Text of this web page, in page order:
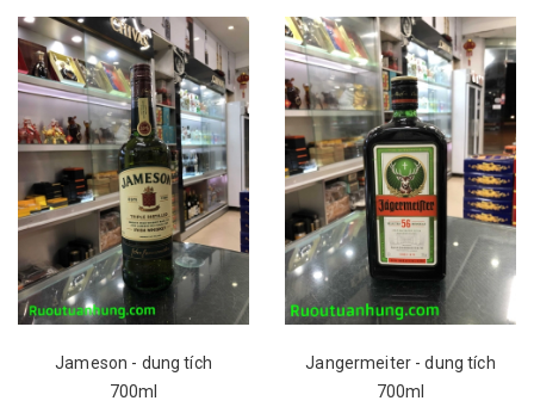
Jameson - dung tích
700ml
Jangermeiter - dung tích
700ml